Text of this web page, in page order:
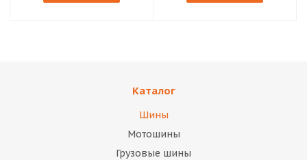
Каталог
Шины
Мотошины
Грузовые шины